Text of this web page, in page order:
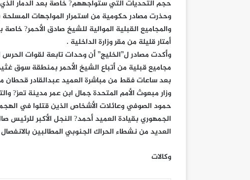
حجم التحديات التي ستواجههم? خاصة بعد الدمار الذي
وحذرت مصادر حكومية من استمرار المواجهات
والمجاميع القبلية الموالية للشيخ صادق الأحمر?
أمتار قليلة من مقر وزارة الداخلية .
وأكدت مصادر ل”الخليج” أن وحدات تابعة لقوات
مجاميع قبلية من أتباع الشيخ الأحمر بمنطقة سوق
بعد ساعات فقط من مباشرة العميد عبدالقادر قحطان
وزار مبعوث الأمم المتحدة جمال ابن عمر مدينة
حمود الصوفي وعائلات الأشخاص الذين قتلوا في
الجمهوري بقيادة العميد أحمد? النجل الأكبر
العديد من نشطاء الحراك الجنوبي المطالبين
وكالات